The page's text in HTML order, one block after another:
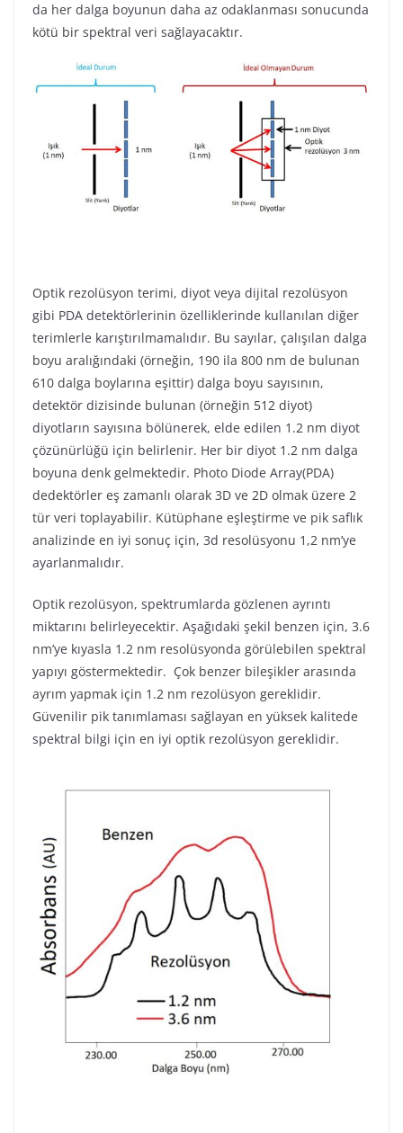
da her dalga boyunun daha az odaklanması sonucunda
kötü bir spektral veri sağlayacaktır.
Optik rezolüsyon terimi, diyot veya dijital rezolüsyon
gibi PDA detektörlerinin özelliklerinde kullanılan diğer
terimlerle karıştırılmamalıdır. Bu sayılar, çalışılan dalga
boyu aralığındaki (örneğin, 190 ila 800 nm de bulunan
610 dalga boylarına eşittir) dalga boyu sayısının,
detektör dizisinde bulunan (örneğin 512 diyot)
diyotların sayısına bölünerek, elde edilen 1.2 nm diyot
çözünürlüğü için belirlenir. Her bir diyot 1.2 nm dalga
boyuna denk gelmektedir. Photo Diode Array(PDA)
dedektörler eş zamanlı olarak 3D ve 2D olmak üzere 2
tür veri toplayabilir. Kütüphane eşleştirme ve pik saflık
analizinde en iyi sonuç için, 3d resolüsyonu 1,2 nm’ye
ayarlanmalıdır.
Optik rezolüsyon, spektrumlarda gözlenen ayrıntı
miktarını belirleyecektir. Aşağıdaki şekil benzen için, 3.6
nm’ye kıyasla 1.2 nm resolüsyonda görülebilen spektral
yapıyı göstermektedir. Çok benzer bileşikler arasında
ayrım yapmak için 1.2 nm rezolüsyon gereklidir.
Güvenilir pik tanımlaması sağlayan en yüksek kalitede
spektral bilgi için en iyi optik rezolüsyon gereklidir.